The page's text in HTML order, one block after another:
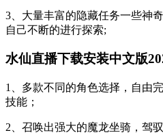
3、大量丰富的隐藏任务一些神
自己不断的进行探索;
水仙直播下载安装中文版
1、多款不同的角色选择，自由
技能；
2、召唤出强大的魔龙坐骑，驾